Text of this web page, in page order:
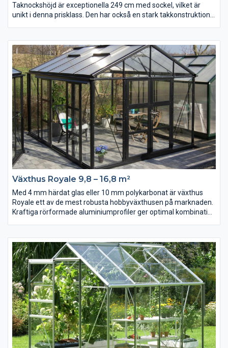
Taknockshöjd är exceptionella 249 cm med sockel, vilket är
unikt i denna prisklass. Den har också en stark takkonstruktion
glädja dig under många år.
Växthus Royale 9,8 – 16,8 m²
Med 4 mm härdat glas eller 10 mm polykarbonat är växthus
Royale ett av de mest robusta hobbyväxthusen på marknaden.
Kraftiga rörformade aluminiumprofiler ger optimal kombination